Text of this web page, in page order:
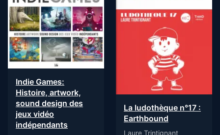
Indie Games:
Histoire, artwork,
sound design des
jeux vidéo
indépendants
La ludothèque n°17 :
Earthbound
Laure Trintignant